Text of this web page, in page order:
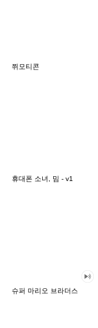
쮜모티콘
휴대폰 소녀, 밈 - v1
슈퍼 마리오 브라더스